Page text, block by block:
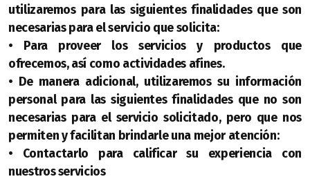
utilizaremos para las siguientes finalidades que son
necesarias para el servicio que solicita:
• Para proveer los servicios y productos que
ofrecemos, así como actividades afines.
• De manera adicional, utilizaremos su información
personal para las siguientes finalidades que no son
necesarias para el servicio solicitado, pero que nos
permiten y facilitan brindarle una mejor atención:
• Contactarlo para calificar su experiencia con
nuestros servicios